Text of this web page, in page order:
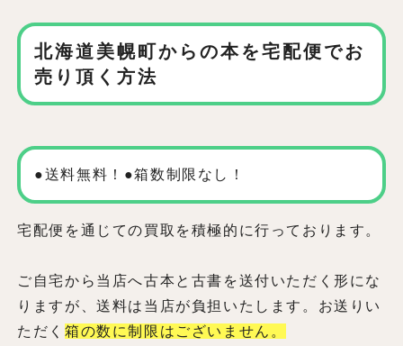
北海道美幌町からの本を宅配便でお
売り頂く方法
●送料無料！●箱数制限なし！
宅配便を通じての買取を積極的に行っております。
ご自宅から当店へ古本と古書を送付いただく形にな
りますが、送料は当店が負担いたします。お送りい
ただく 箱の数に制限はございません。